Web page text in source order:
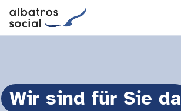
Wir sind für Sie da